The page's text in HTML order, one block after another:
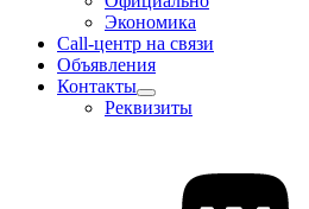
Экономика
Call-центр на связи
Объявления
Контакты
Реквизиты